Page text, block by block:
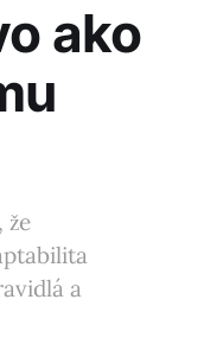
ako
že
a